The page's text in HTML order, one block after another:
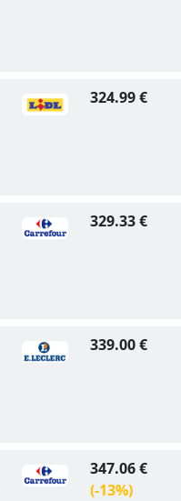
324.99 €
329.33 €
339.00 €
347.06 €
(-13%)